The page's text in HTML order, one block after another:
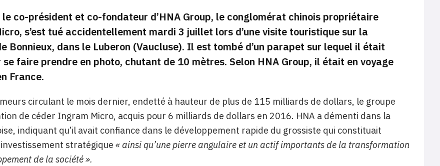
co-président et co-fondateur d’HNA Group, le conglomérat chinois propriétaire
s’est tué accidentellement mardi 3 juillet lors d’une visite touristique sur la
Bonnieux, dans le Luberon (Vaucluse). Il est tombé d’un parapet sur lequel il était
se faire prendre en photo, chutant de 10 mètres. Selon HNA Group, il était en voyage
France.
circulant le mois dernier, endetté à hauteur de plus de 115 milliards de dollars, le groupe
de céder Ingram Micro, acquis pour 6 milliards de dollars en 2016. HNA a démenti dans la
indiquant qu’il avait confiance dans le développement rapide du grossiste qui constituait
investissement stratégique « ainsi qu’une pierre angulaire et un actif importants de la transformation
de la société ».